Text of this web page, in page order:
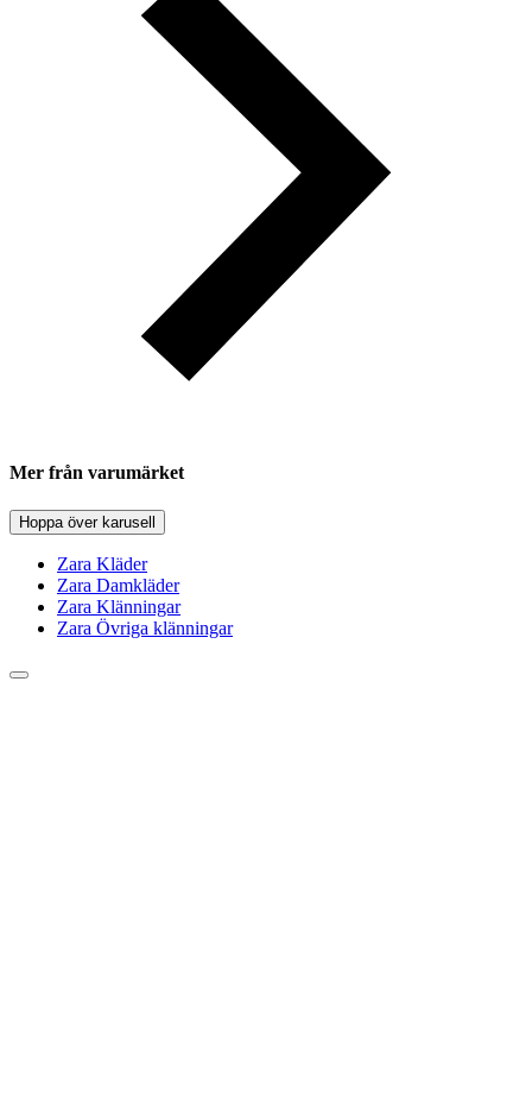
Mer från varumärket
Hoppa över karusell
Zara Kläder
Zara Damkläder
Zara Klänningar
Zara Övriga klänningar